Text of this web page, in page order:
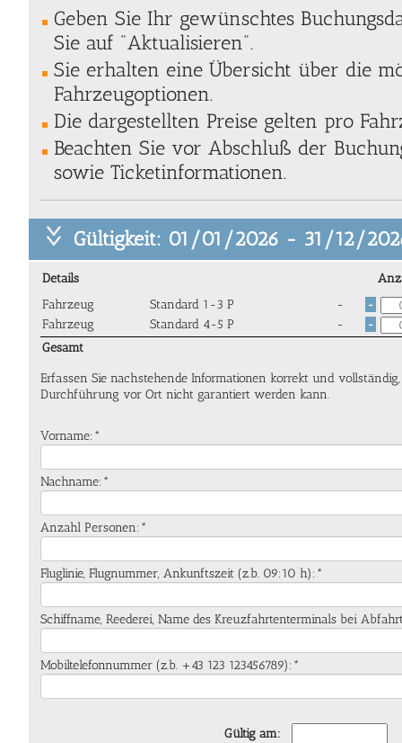
Geben Sie Ihr gewünschtes
Sie auf "Aktualisieren".
Sie erhalten eine Übersicht über die
Fahrzeugoptionen.
Die dargestellten Preise gelten pro
Beachten Sie vor Abschluß der
sowie Ticketinformationen.
Gültigkeit: 01/01/2026 - 31/12/
Details
Fahrzeug
Standard 1-3 P - -
Fahrzeug Standard 4-5 P - -
Gesamt
Erfassen Sie nachstehende Informationen korrekt und
Durchführung vor Ort nicht garantiert werden kann.
Vorname:*
Nachname:*
Anzahl Personen:*
Fluglinie, Flugnummer, Ankunftszeit (z.b. 09:10 h):*
Schiffname, Reederei, Name des Kreuzfahrtenterminals bei
Mobiltelefonnummer (z.b. +43 123 123456789):*
Gültig am: